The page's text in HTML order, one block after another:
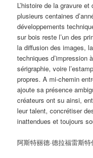
L’histoire de la gravure
plusieurs centaines
développements
sur bois reste l’un des
la diffusion des images,
techniques d’impression
sérigraphie, voire
propres. A mi-chemin
ajoute sa présence
créateurs ont su ainsi,
leur talent, concrétiser
inattendues et toujours
阿斯特丽德·德拉福雷斯